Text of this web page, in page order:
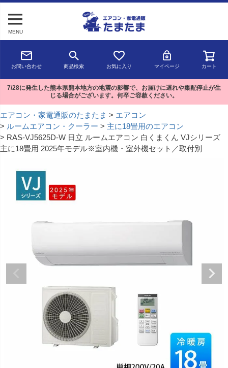
MENU
お問い合わせ 商品検索 お気に入り マイページ カート
7/28に発生した熊本県熊本地方の地震の影響で、お届けに遅れや集配停止が生
じる場合がございます。何卒ご容赦ください。
エアコン・家電通販のたまたま
エアコン
ルームエアコン・クーラー
主に18畳用のエアコン
RAS-VJ5625D-W 日立 ルームエアコン 白くまくん VJシリーズ
主に18畳用 2025年モデル※室内機・室外機セット／取付別